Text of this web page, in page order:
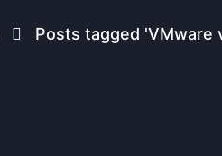
Posts tagged 'VMware